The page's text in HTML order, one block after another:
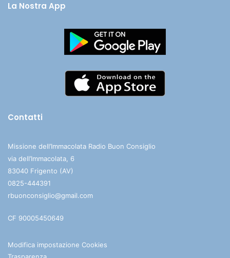
La Nostra App
Contatti
Missione dell’Immacolata Radio Buon Consiglio
via dell’Immacolata, 6
83040 Frigento (AV)
0825-444391
rbuonconsiglio@gmail.com
CF 90005450649
Modifica impostazione Cookies